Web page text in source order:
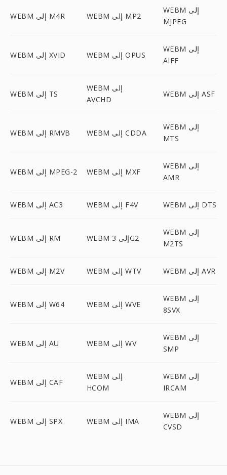
WEBM إلى M4R WEBM إلى MP2
WEBM إلى
MJPEG
WEBM إلى XVID WEBM إلى OPUS
WEBM إلى
AIFF
WEBM إلى TS
WEBM إلى
AVCHD
WEBM إلى ASF
WEBM إلى RMVB WEBM إلى CDDA
WEBM إلى
MTS
WEBM إلى MPEG-2 WEBM إلى MXF
WEBM إلى
AMR
WEBM إلى AC3 WEBM إلى F4V WEBM إلى DTS
WEBM إلى RM WEBM إلى 3G2
WEBM إلى
M2TS
WEBM إلى M2V WEBM إلى WTV WEBM إلى AVR
WEBM إلى W64 WEBM إلى WVE
WEBM إلى
8SVX
WEBM إلى AU WEBM إلى WV
WEBM إلى
SMP
WEBM إلى CAF
WEBM إلى
HCOM
WEBM إلى
IRCAM
WEBM إلى SPX WEBM إلى IMA
WEBM إلى
CVSD